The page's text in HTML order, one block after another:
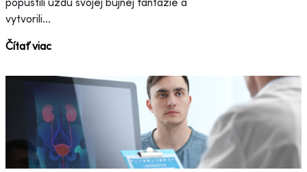
vytvorili...
Čítať viac